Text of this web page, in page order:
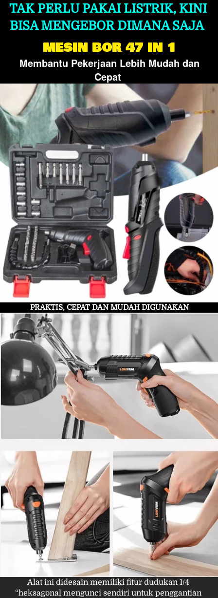
TAK PERLU PAKAI LISTRIK, KINI
BISA MENGEBOR DIMANA SAJA
MESIN BOR 47 IN 1
Membantu Pekerjaan Lebih Mudah dan
Cepat
PRAKTIS, CEPAT DAN MUDAH DIGUNAKAN
Alat ini didesain memiliki fitur dudukan 1/4
“heksagonal mengunci sendiri untuk penggantian